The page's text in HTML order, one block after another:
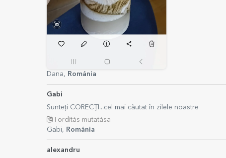
Dana, Románia
Gabi
Sunteți CORECȚI...cel mai căutat în zilele noastre
Fordítás mutatása
Gabi, Románia
alexandru